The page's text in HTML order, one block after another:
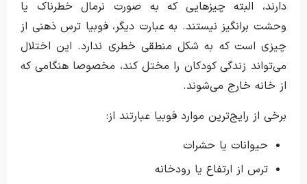
دارند، البته چیزهایی که به صورت نرمال خطرناک یا
وحشت برانگیز نیستند. به عبارت دیگر، فوبیا ترس ذهنی از
چیزی است که به شکل منطقی خطری ندارد. این اختلال
می‌تواند زندگی کودکان را مختل کند، مخصوصا هنگامی که
از خانه خارج می‌شوند.
برخی از رایج‌ترین موارد فوبیا عبارتند از:
حیوانات یا حشرات
ترس از ارتفاع یا رودخانه